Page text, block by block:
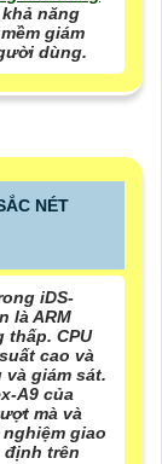
năng
giám
dùng.
NÉT
iDS-
là ARM
thấp. CPU
cao và
giám sát.
A9 của
mà và
giao
trên